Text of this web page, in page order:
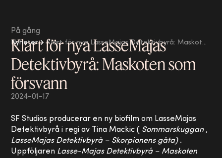
Nyheter Klart för nya LasseMajas Detektivbyrå: Maskoten som försvann
På gång
Klart för nya LasseMajas
Detektivbyrå: Maskoten som
försvann
2024-01-17
SF Studios producerar en ny biofilm om LasseMajas
Detektivbyrå i regi av Tina Mackic ( Sommarskuggan ,
LasseMajas Detektivbyrå – Skorpionens gåta).
Uppföljaren Lasse-Majas Detektivbyrå – Maskoten